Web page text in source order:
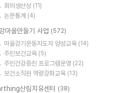
회의생산성 (11)
논문통계 (4)
마을만들기 사업 (572)
마을걷기운동지도자 양성교육 (14)
주민보건교육 (5)
주민건강증진 프로그램운영 (22)
보건소직원 역량강화교육 (13)
산림치유센터 (38)